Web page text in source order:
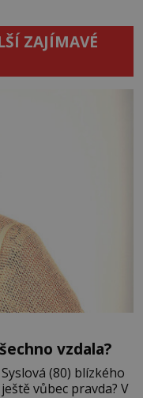
ZAJÍMAVÉ
vzdala?
(80) blízkého
vůbec pravda? V